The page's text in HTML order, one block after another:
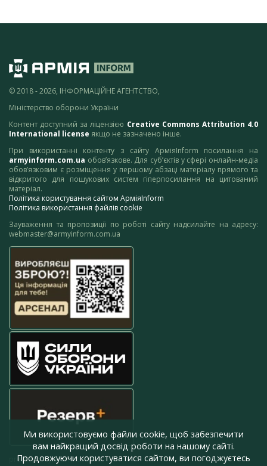
© 2018 - 2026, ІНФОРМАЦІЙНЕ АГЕНТСТВО,
Міністерство оборони України
Контент доступний за ліцензією Creative Commons Attribution 4.0
International license якщо не зазначено інше.
При використанні контенту з сайту АрміяInform посилання на
armyinform.com.ua обов’язкове. Для суб’єктів у сфері онлайн-медіа
обов’язковим є розміщення у першому абзаці матеріалу прямого та
відкритого для пошукових систем гіперпосилання на цитований
матеріал.
Політика користування сайтом АрміяInform
Політика використання файлів cookie
Зауваження та пропозиції по роботі сайту надсилайте на адресу:
webmaster@armyinform.com.ua
press@armyinform.com.ua
Ми використовуємо файли cookie, щоб забезпечити
вам найкращий досвід роботи на нашому сайті.
Продовжуючи користуватися сайтом, ви погоджуєтесь